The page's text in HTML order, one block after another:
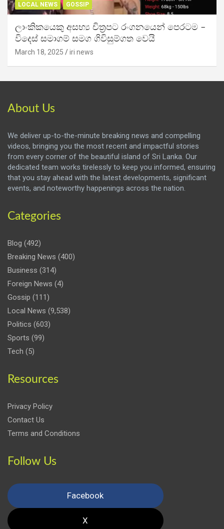
LOCAL NEWS GOSSIP
ලාංකිකයෙකු අසභ්‍ය චිත්‍රපට රංගනයෙන් පෙරටම –
විදෙස් සමාගම් සමග ගිවිසුම්ගත වෙයි
March 18, 2025 iri news
About Us
We deliver up-to-the-minute breaking news and compelling
videos, bringing you the most recent and impactful stories
from every corner of the beautiful island of Sri Lanka. Our
dedicated team works tirelessly to keep you informed, ensuring
that you stay ahead with the latest developments, significant
events, and noteworthy happenings across the nation.
Categories
Blog (492)
Breaking News (400)
Business (314)
Foreign News (4)
Gossip (111)
Local News (9,538)
Politics (603)
Sports (99)
Tech (5)
Resources
Privacy Policy
Contact Us
Terms and Conditions
Follow Us
Facebook
X